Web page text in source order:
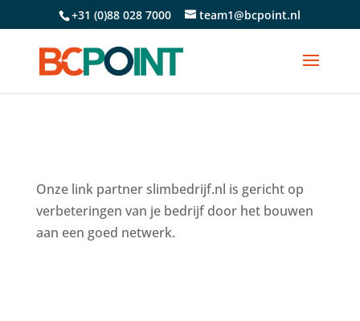
+31 (0)88 028 7000 team1@bcpoint.nl
Onze link partner slimbedrijf.nl is gericht op
verbeteringen van je bedrijf door het bouwen
aan een goed netwerk.